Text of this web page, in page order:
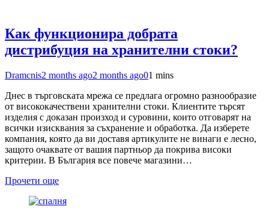
Как функционира добрата
дистрибуция на хранителни стоки?
Dramcnis2 months ago2 months ago01 mins
Днес в търговската мрежа се предлага огромно разнообразие
от висококачествени хранителни стоки. Клиентите търсят
изделия с доказан произход и суровини, които отговарят на
всички изисквания за съхранение и обработка. Да изберете
компания, която да ви доставя артикулите не винаги е лесно,
защото очаквате от вашия партньор да покрива високи
критерии. В България все повече магазини…
Прочети още